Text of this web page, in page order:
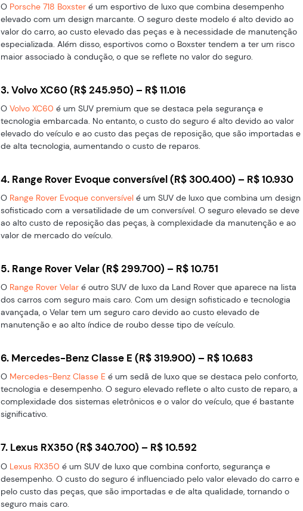
O Porsche 718 Boxster é um esportivo de luxo que combina desempenho
elevado com um design marcante. O seguro deste modelo é alto devido ao
valor do carro, ao custo elevado das peças e à necessidade de manutenção
especializada. Além disso, esportivos como o Boxster tendem a ter um risco
maior associado à condução, o que se reflete no valor do seguro.
3. Volvo XC60 (R$ 245.950) – R$ 11.016
OVolvo XC60 é um SUV premium que se destaca pela segurança e
tecnologia embarcada. No entanto, o custo do seguro é alto devido ao valor
elevado do veículo e ao custo das peças de reposição, que são importadas e
de alta tecnologia, aumentando o custo de reparos.
4. Range Rover Evoque conversível (R$ 300.400) – R$ 10.930
O Range Rover Evoque conversível é um SUV de luxo que combina um design
sofisticado com a versatilidade de um conversível. O seguro elevado se deve
ao alto custo de reposição das peças, à complexidade da manutenção e ao
valor de mercado do veículo.
5. Range Rover Velar (R$ 299.700) – R$ 10.751
O Range Rover Velar é outro SUV de luxo da Land Rover que aparece na lista
dos carros com seguro mais caro. Com um design sofisticado e tecnologia
avançada, o Velar tem um seguro caro devido ao custo elevado de
manutenção e ao alto índice de roubo desse tipo de veículo.
6. Mercedes-Benz Classe E (R$ 319.900) – R$ 10.683
O Mercedes-Benz Classe E é um sedã de luxo que se destaca pelo conforto,
tecnologia e desempenho. O seguro elevado reflete o alto custo de reparo, a
complexidade dos sistemas eletrônicos e o valor do veículo, que é bastante
significativo.
7. Lexus RX350 (R$ 340.700) – R$ 10.592
O Lexus RX350 é um SUV de luxo que combina conforto, segurança e
desempenho. O custo do seguro é influenciado pelo valor elevado do carro e
pelo custo das peças, que são importadas e de alta qualidade, tornando o
seguro mais caro.